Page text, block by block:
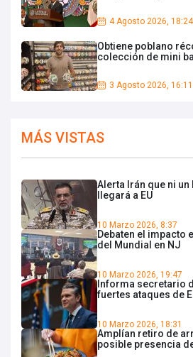
4 Agosto 2026, 18:24
Obtiene poblano
colección de mini
3 Agosto 2026, 16:11
MÁS VISTAS
Alerta Irán que ni
llegará a EU
10 Marzo 2026, 8:37
Debaten el impacto
del Mundial en NJ
10 Marzo 2026, 19:47
Informa secretario
fuertes ataques de
10 Marzo 2026, 18:31
Amplían retiro de
posible presencia